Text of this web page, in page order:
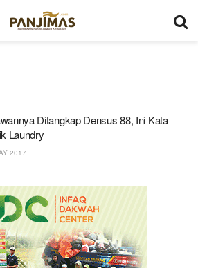
Ditangkap Densus 88, Ini Kata
Laundry
2017